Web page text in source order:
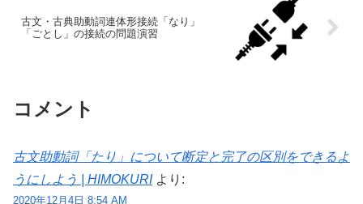
古文・古典助動詞連体形接続「なり」
「ごとし」の接続の問題演習
コメント
古文助動詞「たり」について断定と完了の区別をできるよ
うにしよう | HIMOKURI より:
2020年12月4日 8:54 AM